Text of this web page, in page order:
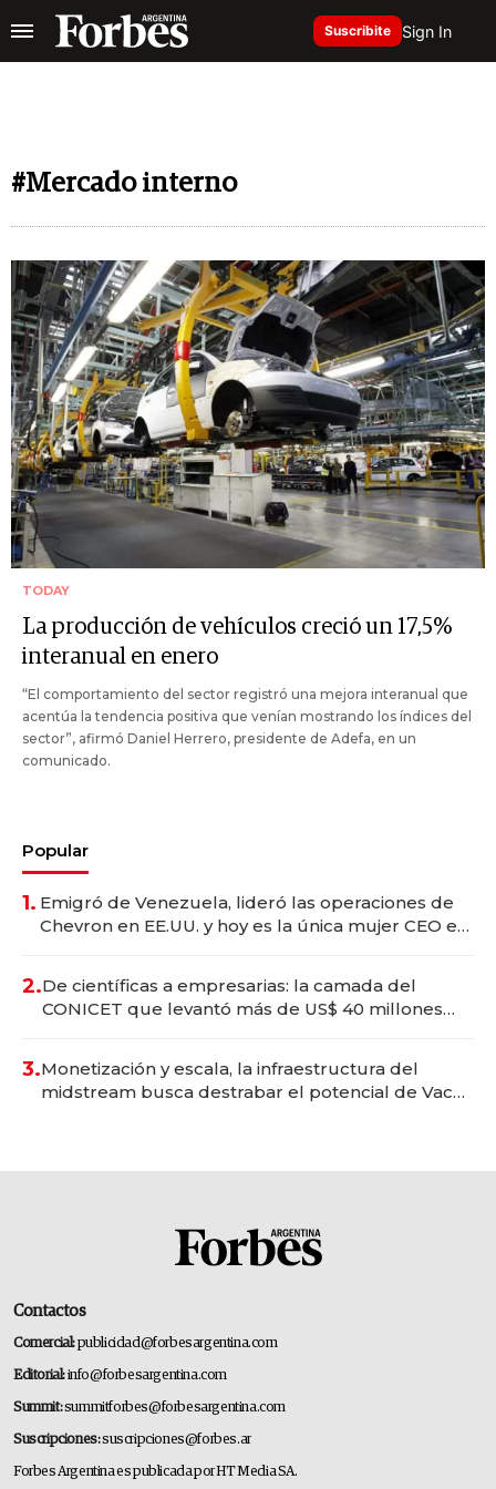
Suscribite Sign In
#Mercado interno
TODAY
La producción de vehículos creció un 17,5%
interanual en enero
“El comportamiento del sector registró una mejora interanual que
acentúa la tendencia positiva que venían mostrando los índices del
sector”, afirmó Daniel Herrero, presidente de Adefa, en un
comunicado.
Popular
1. Emigró de Venezuela, lideró las operaciones de
Chevron en EE.UU. y hoy es la única mujer CEO en
2.De científicas a empresarias: la camada del
CONICET que levantó más de US$ 40 millones
3.Monetización y escala, la infraestructura del
midstream busca destrabar el potencial de Vaca
Contactos
Comercial:publicidad@forbesargentina.com
Editorial:info@forbesargentina.com
Summit:summitforbes@forbesargentina.com
Suscripciones:suscripciones@forbes.ar
Forbes Argentina es publicada por HT Media SA.